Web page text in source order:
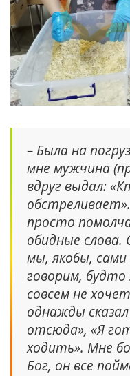
– Была на
мне мужчина
вдруг выдал:
просто
обидные
мы, якобы, сами
говорим,
совсем не
однажды
отсюда», «Я
ходить». Мне
Бог, он все